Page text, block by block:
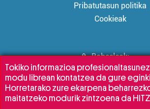
Pribatutasun politika
Cookieak
Babesleak:
Tokiko informazioa
modu librean kontatzea da gure
Horretarako zure ekarpena
maitatzeko modurik zintzoena da